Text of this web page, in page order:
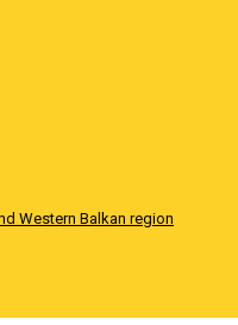
Western Balkan region